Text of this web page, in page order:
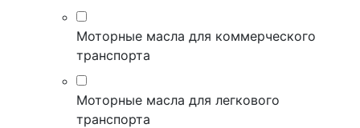
Моторные масла для коммерческого
транспорта
Моторные масла для легкового
транспорта